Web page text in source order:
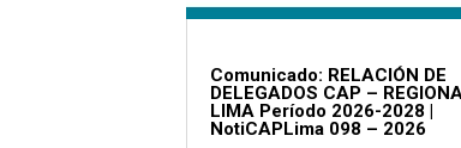
Comunicado: RELACIÓN DE
DELEGADOS CAP –
LIMA Período 2026-2028 |
NotiCAPLima 098 – 2026